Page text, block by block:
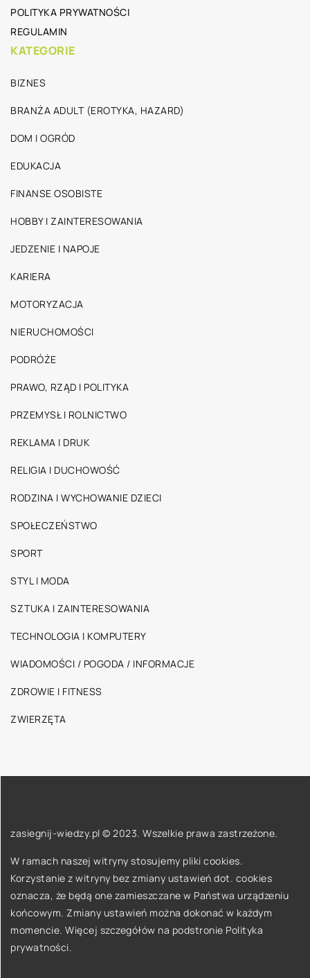
POLITYKA PRYWATNOŚCI
REGULAMIN
KATEGORIE
BIZNES
BRANŻA ADULT (EROTYKA, HAZARD)
DOM I OGRÓD
EDUKACJA
FINANSE OSOBISTE
HOBBY I ZAINTERESOWANIA
JEDZENIE I NAPOJE
KARIERA
MOTORYZACJA
NIERUCHOMOŚCI
PODRÓŻE
PRAWO, RZĄD I POLITYKA
PRZEMYSŁ I ROLNICTWO
REKLAMA I DRUK
RELIGIA I DUCHOWOŚĆ
RODZINA I WYCHOWANIE DZIECI
SPOŁECZEŃSTWO
SPORT
STYL I MODA
SZTUKA I ZAINTERESOWANIA
TECHNOLOGIA I KOMPUTERY
WIADOMOŚCI / POGODA / INFORMACJE
ZDROWIE I FITNESS
ZWIERZĘTA
zasiegnij-wiedzy.pl © 2023. Wszelkie prawa zastrzeżone.
W ramach naszej witryny stosujemy pliki cookies.
Korzystanie z witryny bez zmiany ustawień dot. cookies
oznacza, że będą one zamieszczane w Państwa urządzeniu
końcowym. Zmiany ustawień można dokonać w każdym
momencie. Więcej szczegółów na podstronie Polityka
prywatności.